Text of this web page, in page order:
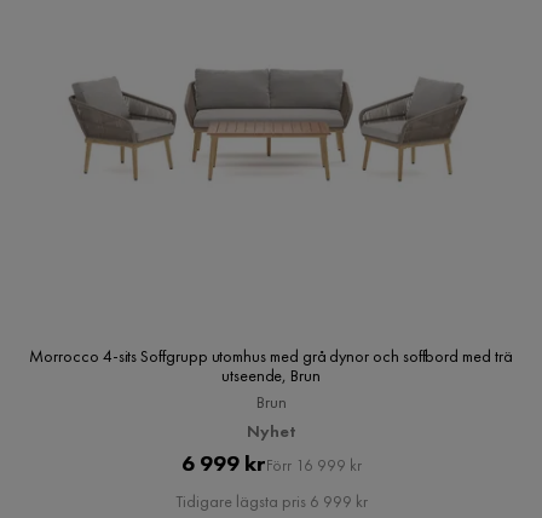
Morrocco 4-sits Soffgrupp utomhus med grå dynor och soffbord med trä
utseende, Brun
Brun
Nyhet
Pris
6 999 krOriginal
Pris
Förr 16 999 kr
Tidigare lägsta pris 6 999 kr